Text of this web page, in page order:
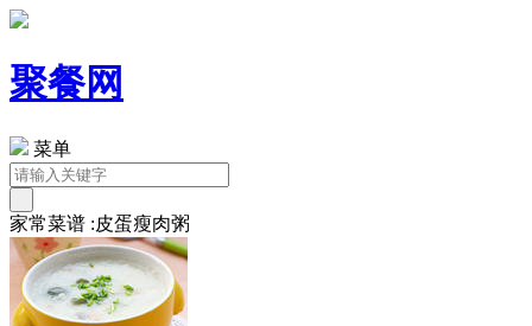
聚餐网
菜单
家常菜谱 :皮蛋瘦肉粥